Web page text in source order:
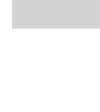
Alors ne le
performance qui